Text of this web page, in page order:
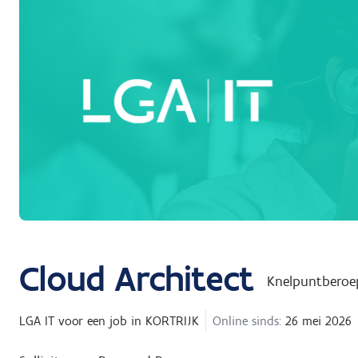
Cloud Architect
LGA IT voor een job in KORTRIJK Online sinds: 26 mei 2026